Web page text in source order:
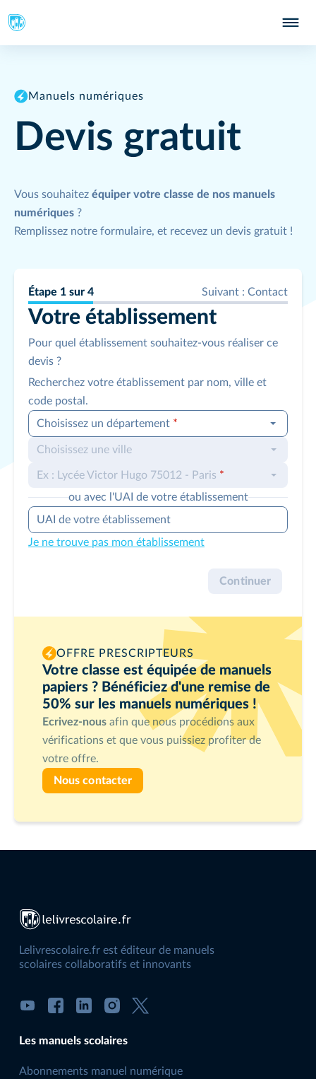
Manuels numériques
Devis gratuit
Vous souhaitez équiper votre classe de nos manuels
numériques ?
Remplissez notre formulaire, et recevez un devis gratuit !
Étape 1 sur 4 Suivant : Contact
Votre établissement
Pour quel établissement souhaitez-vous réaliser ce
devis ?
Recherchez votre établissement par nom, ville et
code postal.
Choisissez un département *
Choisissez une ville
Ex : Lycée Victor Hugo 75012 - Paris *
ou avec l'UAI de votre établissement
UAI de votre établissement
Je ne trouve pas mon établissement
Continuer
OFFRE PRESCRIPTEURS
Votre classe est équipée de manuels
papiers ? Bénéficiez d'une remise de
50% sur les manuels numériques !
Ecrivez-nous afin que nous procédions aux
vérifications et que vous puissiez profiter de
votre offre.
Nous contacter
Lelivrescolaire.fr est éditeur de manuels
scolaires collaboratifs et innovants
Les manuels scolaires
Abonnements manuel numérique